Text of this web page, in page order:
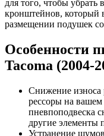
для того, чтобы
кронштейнов, который
размещении подушек
Особенности
Tacoma (2004-
Снижение износа
рессоры на вашем
пневпоподвеска
другие элементы
Устранение